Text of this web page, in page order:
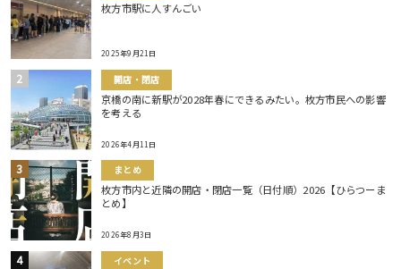
枚方市駅に人すんごい
2025年9月21日
開店・閉店
京橋の南に新駅が2028年春にできるみたい。枚方市民への影響
を考える
2026年4月11日
まとめ
枚方市内と近隣の開店・閉店一覧（日付順）2026【ひらつーま
とめ】
2026年8月3日
イベント